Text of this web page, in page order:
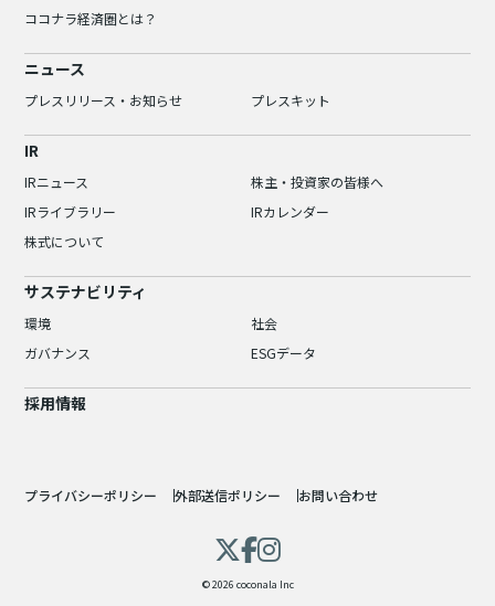
ココナラ経済圏とは？
ニュース
プレスリリース・お知らせ プレスキット
IR
IRニュース
株主・投資家の皆様へ
IRライブラリー
IRカレンダー
株式について
サステナビリティ
環境
社会
ガバナンス
ESGデータ
採用情報
プライバシーポリシー 外部送信ポリシー お問い合わせ
© 2026 coconala Inc